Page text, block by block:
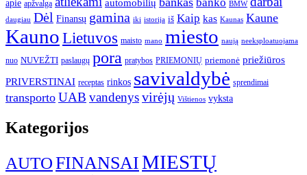
apie apžvalga automobilių banko BMW
daugiau Dėl Finansų gamina iki istorija iš Kaip kas Kaunas Kaune
KaunoLietuvos maisto mano miesto naują neeksploatuojama
nuo NUVEŽTI paslaugų pora pratybos PRIEMONIŲ priemonė priežiūros
PRIVERSTINAI receptas rinkos savivaldybė sprendimai
transporto UAB vandenysvirėjų Vištienos vyksta
Kategorijos
AUTOFINANSAIMIESTŲ